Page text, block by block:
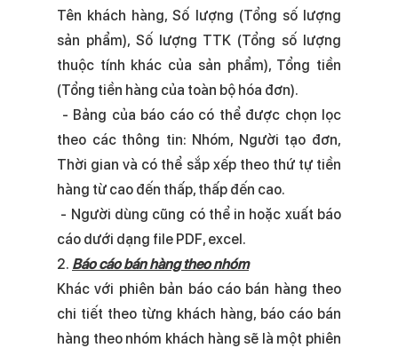
Tên khách hàng, Số lượng (Tổng số lượng
sản phẩm), Số lượng TTK (Tổng số lượng
thuộc tính khác của sản phẩm), Tổng tiền
(Tổng tiền hàng của toàn bộ hóa đơn).
- Bảng của báo cáo có thể được chọn lọc
theo các thông tin: Nhóm, Người tạo đơn,
Thời gian và có thể sắp xếp theo thứ tự tiền
hàng từ cao đến thấp, thấp đến cao.
- Người dùng cũng có thể in hoặc xuất báo
cáo dưới dạng file PDF, excel.
2. Báo cáo bán hàng theo nhóm
Khác với phiên bản báo cáo bán hàng theo
chi tiết theo từng khách hàng, báo cáo bán
hàng theo nhóm khách hàng sẽ là một phiên